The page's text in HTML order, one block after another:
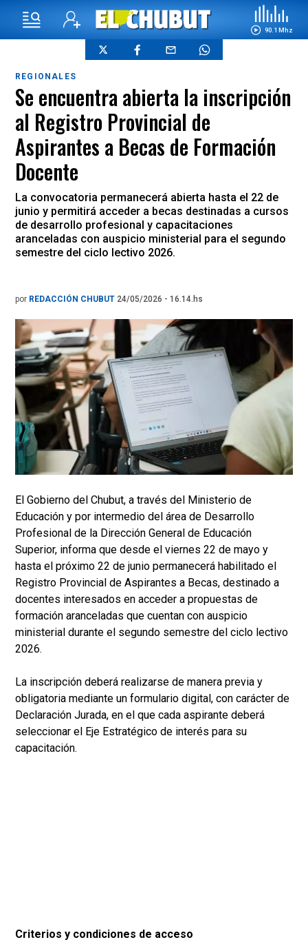
90.1 Mhz
REGIONALES
Se encuentra abierta la inscripción
al Registro Provincial de
Aspirantes a Becas de Formación
Docente
La convocatoria permanecerá abierta hasta el 22 de
junio y permitirá acceder a becas destinadas a cursos
de desarrollo profesional y capacitaciones
aranceladas con auspicio ministerial para el segundo
semestre del ciclo lectivo 2026.
por REDACCIÓN CHUBUT 24/05/2026 - 16.14.hs
El Gobierno del Chubut, a través del Ministerio de
Educación y por intermedio del área de Desarrollo
Profesional de la Dirección General de Educación
Superior, informa que desde el viernes 22 de mayo y
hasta el próximo 22 de junio permanecerá habilitado el
Registro Provincial de Aspirantes a Becas, destinado a
docentes interesados en acceder a propuestas de
formación aranceladas que cuentan con auspicio
ministerial durante el segundo semestre del ciclo lectivo
2026.
La inscripción deberá realizarse de manera previa y
obligatoria mediante un formulario digital, con carácter de
Declaración Jurada, en el que cada aspirante deberá
seleccionar el Eje Estratégico de interés para su
capacitación.
Criterios y condiciones de acceso